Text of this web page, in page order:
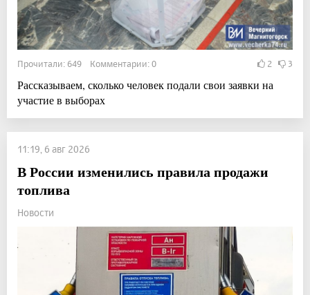
Прочитали: 649 Комментарии: 0 2 3
Рассказываем, сколько человек подали свои заявки на
участие в выборах
11:19, 6 авг 2026
В России изменились правила продажи
топлива
Новости